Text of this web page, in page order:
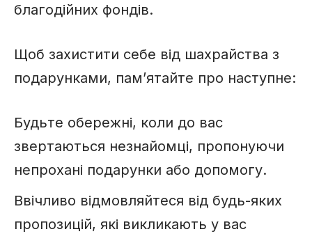
благодійних фондів.
Щоб захистити себе від шахрайства з
подарунками, пам’ятайте про наступне:
Будьте обережні, коли до вас
звертаються незнайомці, пропонуючи
непрохані подарунки або допомогу.
Ввічливо відмовляйтеся від будь-яких
пропозицій, які викликають у вас